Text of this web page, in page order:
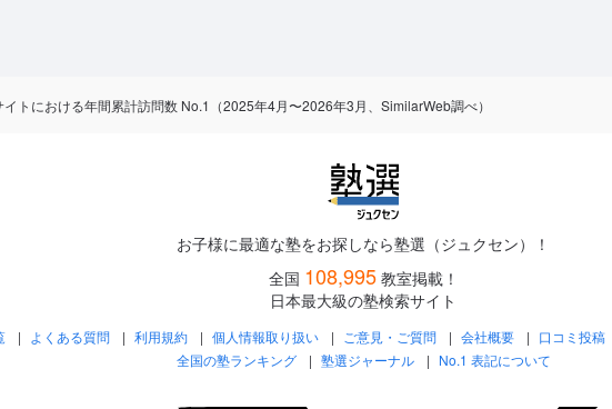
トにおける年間累計訪問数 No.1（2025年4月〜2026年3月、SimilarWeb調べ）
お子様に最適な塾をお探しなら塾選（ジュクセン）！
全国 108,995 教室掲載！
日本最大級の塾検索サイト
よくある質問 利用規約 個人情報取り扱い ご意見・ご質問 会社概要
口コミ投稿
全国の塾ランキング
塾選ジャーナル No.1 表記について